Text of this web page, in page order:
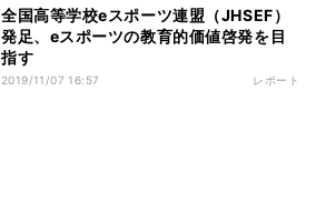
全国高等学校eスポーツ連盟（JHSEF）
発足、eスポーツの教育的価値啓発を目
指す
2019/11/07 16:57 レポート